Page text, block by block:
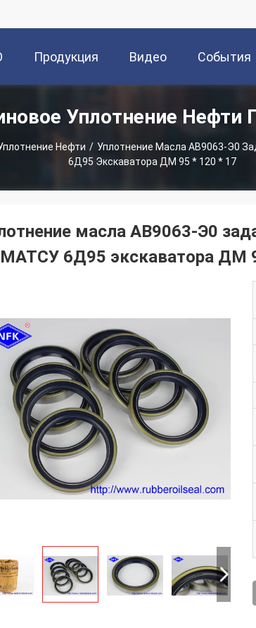
Продукция Видео События
Уплотнение Нефти
Нефти / Уплотнение Масла АВ9063-Э0
6Д95 Экскаватора ДМ 95 * 120 * 17
масла АВ9063-Э0
6Д95 экскаватора ДМ